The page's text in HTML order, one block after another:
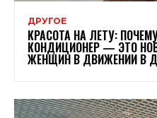
ДРУГОЕ
КРАСОТА НА ЛЕТУ:
КОНДИЦИОНЕР — ЭТО
ЖЕНЩИН В ДВИЖЕНИИ В